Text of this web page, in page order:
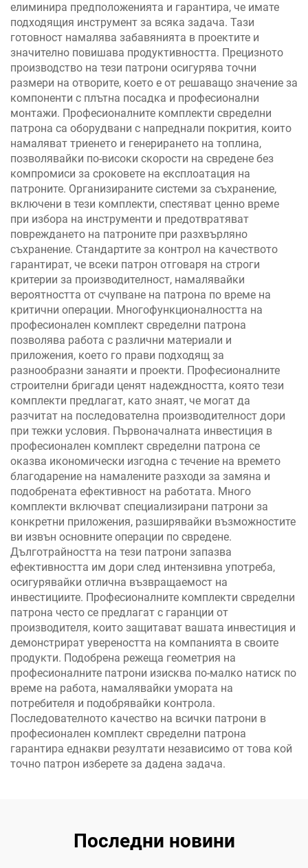
елиминира предположенията и гарантира, че имате
подходящия инструмент за всяка задача. Тази
готовност намалява забавянията в проектите и
значително повишава продуктивността. Прецизното
производство на тези патрони осигурява точни
размери на отворите, което е от решаващо значение за
компоненти с плътна посадка и професионални
монтажи. Професионалните комплекти свределни
патрона са оборудвани с напреднали покрития, които
намаляват триенето и генерирането на топлина,
позволявайки по-високи скорости на свредене без
компромиси за сроковете на експлоатация на
патроните. Организираните системи за съхранение,
включени в тези комплекти, спестяват ценно време
при избора на инструменти и предотвратяват
повреждането на патроните при разхвърляно
съхранение. Стандартите за контрол на качеството
гарантират, че всеки патрон отговаря на строги
критерии за производителност, намалявайки
вероятността от счупване на патрона по време на
критични операции. Многофункционалността на
професионален комплект свределни патрона
позволява работа с различни материали и
приложения, което го прави подходящ за
разнообразни занаяти и проекти. Професионалните
строителни бригади ценят надеждността, която тези
комплекти предлагат, като знаят, че могат да
разчитат на последователна производителност дори
при тежки условия. Първоначалната инвестиция в
професионален комплект свределни патрона се
оказва икономически изгодна с течение на времето
благодарение на намалените разходи за замяна и
подобрената ефективност на работата. Много
комплекти включват специализирани патрони за
конкретни приложения, разширявайки възможностите
ви извън основните операции по свредене.
Дълготрайността на тези патрони запазва
ефективността им дори след интензивна употреба,
осигурявайки отлична възвращаемост на
инвестициите. Професионалните комплекти свределни
патрона често се предлагат с гаранции от
производителя, които защитават вашата инвестиция и
демонстрират увереността на компанията в своите
продукти. Подобрена режеща геометрия на
професионалните патрони изисква по-малко натиск по
време на работа, намалявайки умората на
потребителя и подобрявайки контрола.
Последователното качество на всички патрони в
професионален комплект свределни патрона
гарантира еднакви резултати независимо от това кой
точно патрон изберете за дадена задача.
Последни новини